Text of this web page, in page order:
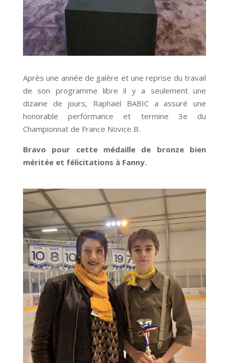
Après une année de galère et une reprise du travail
de son programme libre il y a seulement une
dizaine de jours, Raphaël BABIC a assuré une
honorable performance et termine 3e du
Championnat de France Novice B.
Bravo pour cette médaille de bronze bien
méritée et félicitations à Fanny.